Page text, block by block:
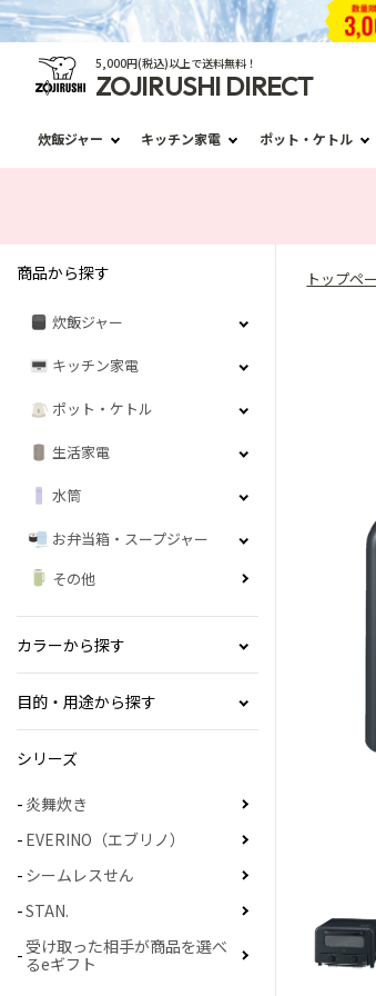
5,000円(税込)以上で送料無料！
ZOJIRUSHI DIRECT
炊飯ジャー キッチン家電 ポット・ケトル
トップペ
商品から探す
炊飯ジャー
キッチン家電
ポット・ケトル
生活家電
水筒
お弁当箱・スープジャー
その他
カラーから探す
目的・用途から探す
シリーズ
炎舞炊き
EVERINO（エブリノ）
シームレスせん
STAN.
受け取った相手が商品を選べ
るeギフト